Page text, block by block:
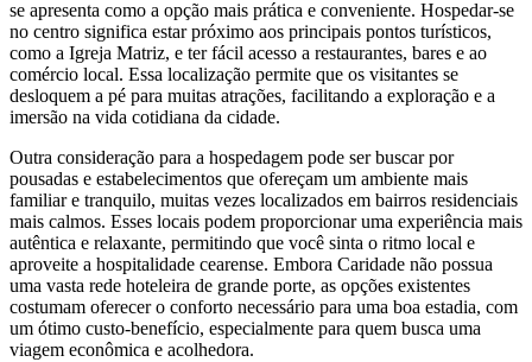
se apresenta como a opção mais prática e conveniente. Hospedar-se
no centro significa estar próximo aos principais pontos turísticos,
como a Igreja Matriz, e ter fácil acesso a restaurantes, bares e ao
comércio local. Essa localização permite que os visitantes se
desloquem a pé para muitas atrações, facilitando a exploração e a
imersão na vida cotidiana da cidade.
Outra consideração para a hospedagem pode ser buscar por
pousadas e estabelecimentos que ofereçam um ambiente mais
familiar e tranquilo, muitas vezes localizados em bairros residenciais
mais calmos. Esses locais podem proporcionar uma experiência mais
autêntica e relaxante, permitindo que você sinta o ritmo local e
aproveite a hospitalidade cearense. Embora Caridade não possua
uma vasta rede hoteleira de grande porte, as opções existentes
costumam oferecer o conforto necessário para uma boa estadia, com
um ótimo custo-benefício, especialmente para quem busca uma
viagem econômica e acolhedora.